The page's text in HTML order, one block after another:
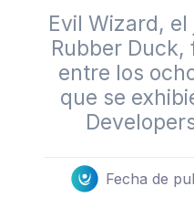
Evil Wizard,
Rubber
entre los
que se
Fecha de